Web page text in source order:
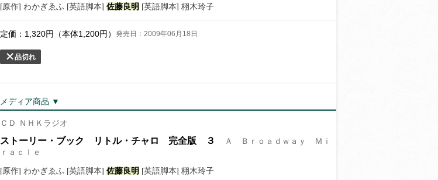
[原作] わかぎゑふ [英語脚本] 佐藤良明 [英語脚本] 栩木玲子
定価： 1,320円（本体1,200円） 発売日：2009年06月18日
品切れ
メディア商品 ▼
ＣＤ ＮＨＫラジオ
ストーリー・ブック リトル・チャロ 完全版 ３
Ａ Ｂｒｏａｄｗａｙ Ｍｉ
ｒａｃｌｅ
[原作] わかぎゑふ [英語脚本] 佐藤良明 [英語脚本] 栩木玲子